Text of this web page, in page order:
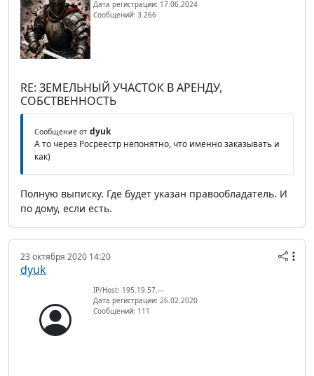
Дата регистрации: 17.06.2024
Сообщений: 3 266
RE: ЗЕМЕЛЬНЫЙ УЧАСТОК В АРЕНДУ,
СОБСТВЕННОСТЬ
Сообщение от dyuk
А то через Росреестр непонятно, что именно заказывать и
как)
Полную выписку. Где будет указан правообладатель. И
по дому, если есть.
23 октября 2020 14:20
dyuk
IP/Host: 195.19.57.---
Дата регистрации: 26.02.2020
Сообщений: 111